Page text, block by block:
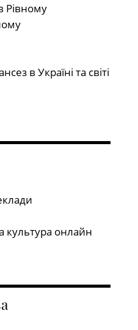
Рівному
в Україні та світі
культура онлайн